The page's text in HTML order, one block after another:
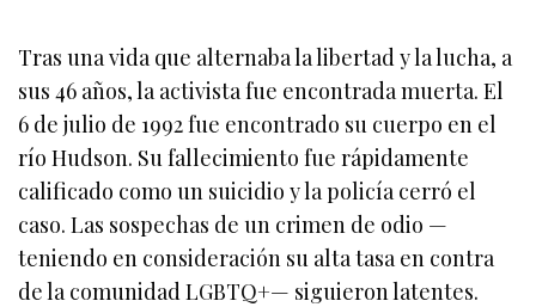
Tras una vida que alternaba la libertad y la lucha, a
sus 46 años, la activista fue encontrada muerta. El
6 de julio de 1992 fue encontrado su cuerpo en el
río Hudson. Su fallecimiento fue rápidamente
calificado como un suicidio y la policía cerró el
caso. Las sospechas de un crimen de odio —
teniendo en consideración su alta tasa en contra
de la comunidad LGBTQ+— siguieron latentes.